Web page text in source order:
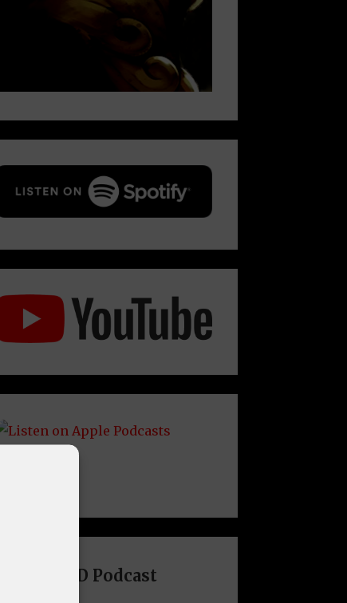
Letzte DND Podcast